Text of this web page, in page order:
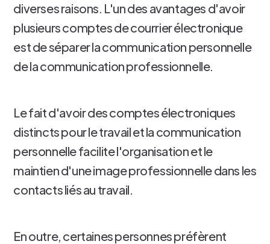
diverses raisons. L'un des avantages d'avoir
plusieurs comptes de courrier électronique
est de séparer la communication personnelle
de la communication professionnelle.
Le fait d'avoir des comptes électroniques
distincts pour le travail et la communication
personnelle facilite l'organisation et le
maintien d'une image professionnelle dans les
contacts liés au travail.
En outre, certaines personnes préfèrent